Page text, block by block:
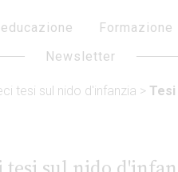
Formazione
Newsletter
tesi sul nido d'infanzia >